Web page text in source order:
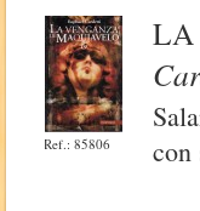
Ref.: 85806
LA
con